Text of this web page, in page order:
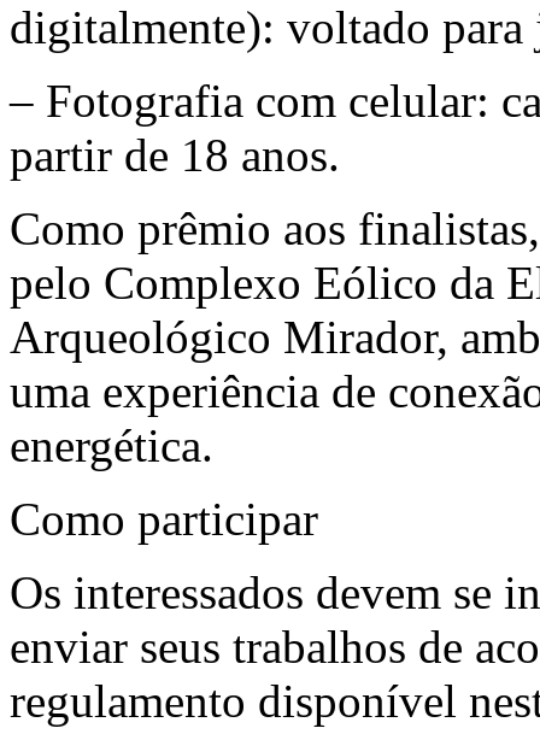
digitalmente): voltado para
– Fotografia com celular:
partir de 18 anos.
Como prêmio aos
pelo Complexo Eólico da
Arqueológico Mirador,
uma experiência de
energética.
Como participar
Os interessados devem se
enviar seus trabalhos de
regulamento disponível